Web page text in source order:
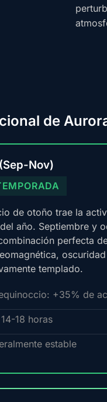
de
Nov)
de otoño trae la
año. Septiembre y
perfecta
templado.
+35% de
18 horas
estable